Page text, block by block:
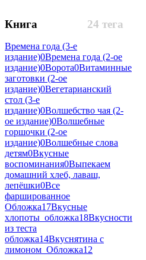
24 тега
Книга
Времена года (3-е
издание)0Времена года (2-ое
издание)0Ворота0Витаминные
заготовки (2-ое
издание)0Вегетарианский
стол (3-е
издание)0Волшебство чая (2-
ое издание)0Волшебные
горшочки (2-ое
издание)0Волшебные слова
детям0Вкусные
воспоминания0Выпекаем
домашний хлеб, лаваш,
лепёшки0Все
фаршированное
Обложка17Вкусные
хлопоты_обложка18Вкусности
из теста
обложка14Вкуснятина с
лимоном_Обложка12